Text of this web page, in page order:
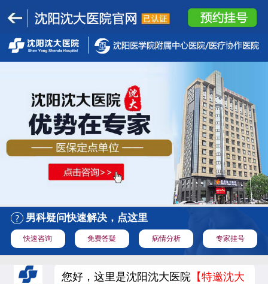
男科疑问快速解决，点这里
快速咨询 免费答疑 病情分析 专家挂号
您好，这里是沈阳沈大医院 【特邀沈大